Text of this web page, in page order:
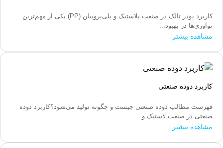
کاربرد پودر تالک در صنعت پلاستیک و پلی‌پروپیلن (PP) یکی از مهم‌ترین
نوآوری‌ها در بهبود...
مشاهده بیشتر
کاربرد دوده صنعتی
فهرست مطالب دوده صنعتی چیست و چگونه تولید می‌شود؟کاربرد دوده
صنعتی در صنعت لاستیک و...
مشاهده بیشتر